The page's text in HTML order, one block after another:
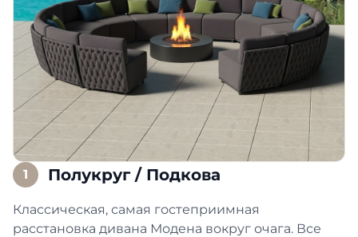
1 Полукруг / Подкова
Классическая, самая гостеприимная
расстановка дивана Модена вокруг очага. Все